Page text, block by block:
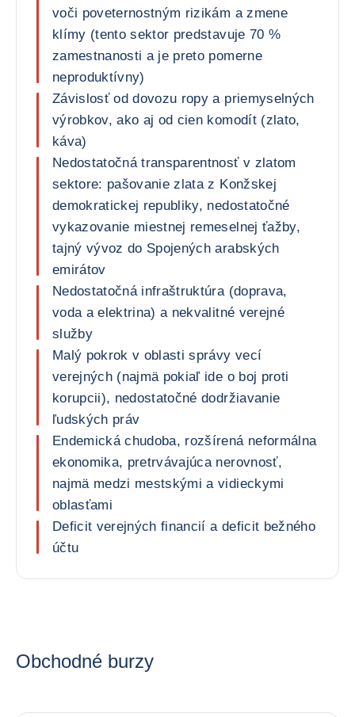
voči poveternostným rizikám a zmene
klímy (tento sektor predstavuje 70 %
zamestnanosti a je preto pomerne
neproduktívny)
Závislosť od dovozu ropy a priemyselných
výrobkov, ako aj od cien komodít (zlato,
káva)
Nedostatočná transparentnosť v zlatom
sektore: pašovanie zlata z Konžskej
demokratickej republiky, nedostatočné
vykazovanie miestnej remeselnej ťažby,
tajný vývoz do Spojených arabských
emirátov
Nedostatočná infraštruktúra (doprava,
voda a elektrina) a nekvalitné verejné
služby
Malý pokrok v oblasti správy vecí
verejných (najmä pokiaľ ide o boj proti
korupcii), nedostatočné dodržiavanie
ľudských práv
Endemická chudoba, rozšírená neformálna
ekonomika, pretrvávajúca nerovnosť,
najmä medzi mestskými a vidieckymi
oblasťami
Deficit verejných financií a deficit bežného
účtu
Obchodné burzy